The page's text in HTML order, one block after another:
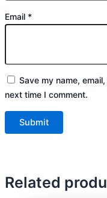
Email *
Save my name,
next time I comment.
Related